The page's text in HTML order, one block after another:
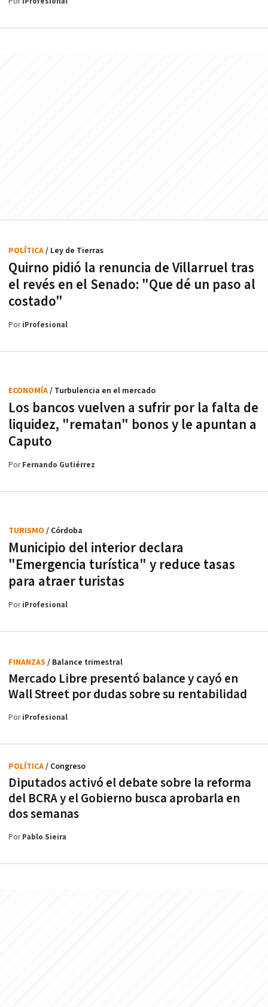
Quirno pidió la renuncia de Villarruel tras
el revés en el Senado: "Que dé un paso al
costado"
POLÍTICA/ Ley de Tierras
PoriProfesional
Los bancos vuelven a sufrir por la falta de
liquidez, "rematan" bonos y le apuntan a
Caputo
ECONOMÍA/ Turbulencia en el mercado
PorFernando Gutiérrez
Municipio del interior declara
"Emergencia turística" y reduce tasas
para atraer turistas
TURISMO / Córdoba
PoriProfesional
Mercado Libre presentó balance y cayó en
Wall Street por dudas sobre su rentabilidad
FINANZAS / Balance trimestral
PoriProfesional
Diputados activó el debate sobre la reforma
del BCRA y el Gobierno busca aprobarla en
dos semanas
POLÍTICA/ Congreso
PorPablo Sieira